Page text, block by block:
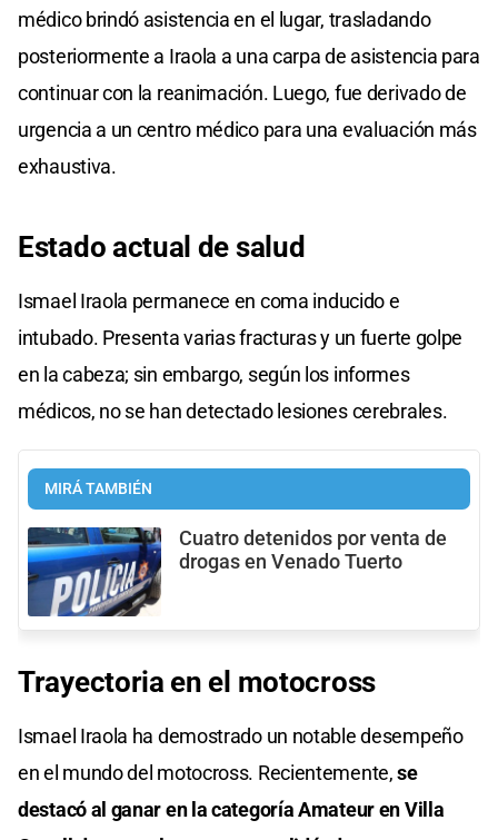
médico brindó asistencia en el lugar, trasladando
posteriormente a Iraola a una carpa de asistencia para
continuar con la reanimación. Luego, fue derivado de
urgencia a un centro médico para una evaluación más
exhaustiva. ​
Estado actual de salud
Ismael Iraola permanece en coma inducido e
intubado. Presenta varias fracturas y un fuerte golpe
en la cabeza; sin embargo, según los informes
médicos, no se han detectado lesiones cerebrales.
MIRÁ TAMBIÉN
Cuatro detenidos por venta de
drogas en Venado Tuerto
Trayectoria en el motocross
Ismael Iraola ha demostrado un notable desempeño
en el mundo del motocross. Recientemente,se
destacó al ganar en la categoría Amateur en Villa